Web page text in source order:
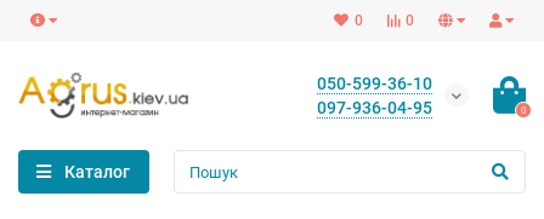
0
0
050-599-36-10
097-936-04-95
0
Каталог